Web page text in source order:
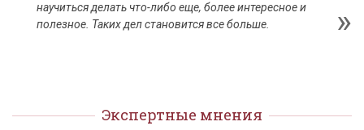
научиться делать что-либо еще, более интересное и
полезное. Таких дел становится все больше.
Экспертные мнения